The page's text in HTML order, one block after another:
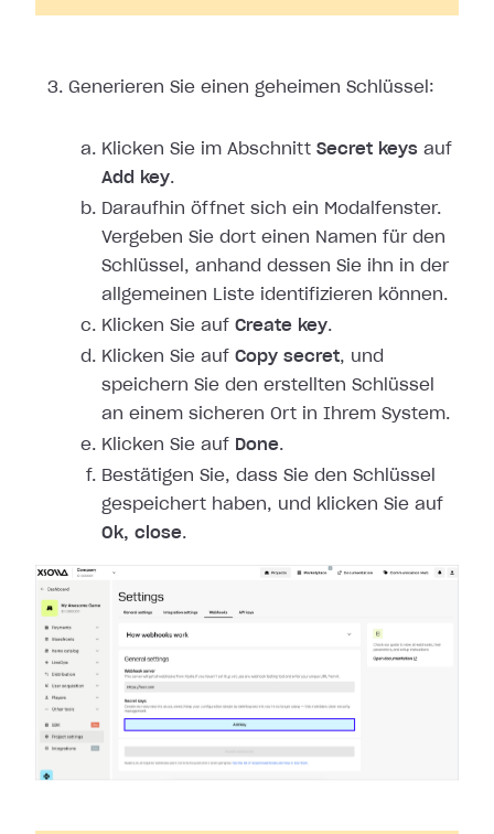
Generieren Sie einen geheimen Schlüssel:
Klicken Sie im Abschnitt Secret keys auf
Add key.
Daraufhin öffnet sich ein Modalfenster.
Vergeben Sie dort einen Namen für den
Schlüssel, anhand dessen Sie ihn in der
allgemeinen Liste identifizieren können.
Klicken Sie auf Create key.
Klicken Sie auf Copy secret, und
speichern Sie den erstellten Schlüssel
an einem sicheren Ort in Ihrem System.
Klicken Sie auf Done.
Bestätigen Sie, dass Sie den Schlüssel
gespeichert haben, und klicken Sie auf
Ok, close.